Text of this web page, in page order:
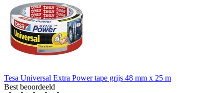
Tesa Universal Extra Power tape grijs 48 mm x 25 m
Best beoordeeld